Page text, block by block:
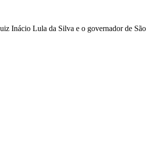
Inácio Lula da Silva e o governador de